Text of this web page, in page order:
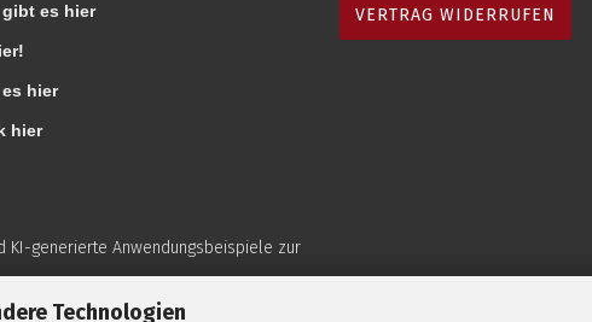
Technologien
gibt es hier
hier
hier
generierte Anwendungsbeispiele zur
VERTRAG WIDERRUFEN